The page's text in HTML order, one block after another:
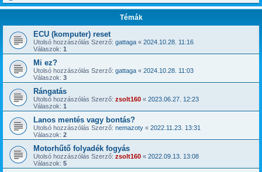
Témák
ECU (komputer) reset
Utolsó hozzászólás Szerző: gattaga « 2024.10.28. 11:16
Válaszok: 1
Mi ez?
Utolsó hozzászólás Szerző: gattaga « 2024.10.28. 11:03
Válaszok: 3
Rángatás
Utolsó hozzászólás Szerző: zsolt160 « 2023.06.27. 12:23
Válaszok: 1
Lanos mentés vagy bontás?
Utolsó hozzászólás Szerző: nemazoty « 2022.11.23. 13:31
Válaszok: 2
Motorhűtő folyadék fogyás
Utolsó hozzászólás Szerző: zsolt160 « 2022.09.13. 13:08
Válaszok: 5